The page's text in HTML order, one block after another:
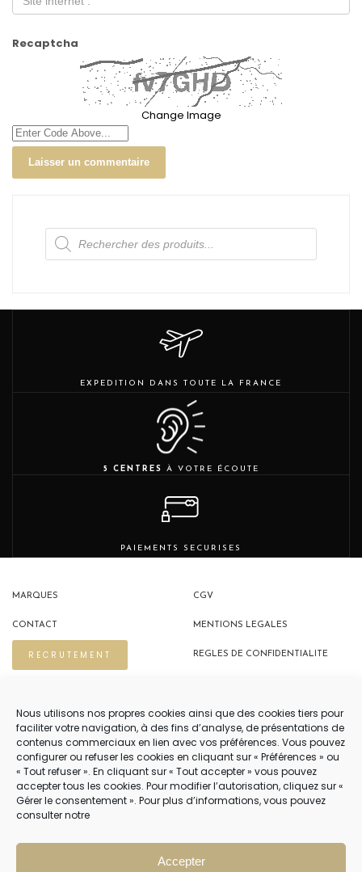
Nous utilisons nos propres cookies ainsi que des cookies tiers pour
faciliter votre navigation, à des fins d’analyse, de présentations de
contenus commerciaux en lien avec vos préférences. Vous pouvez
configurer ou refuser les cookies en cliquant sur « Préférences » ou
« Tout refuser ». En cliquant sur « Tout accepter » vous pouvez
accepter tous les cookies. Pour modifier l’autorisation, cliquez sur «
Gérer le consentement ». Pour plus d’informations, vous pouvez
consulter notre
Accepter
Recaptcha
Change Image
Recherche
de
produits
EXPEDITION DANS TOUTE LA FRANCE
5 CENTRES À VOTRE ÉCOUTE
PAIEMENTS SECURISES
MARQUES
CONTACT
RECRUTEMENT
CGV
MENTIONS LEGALES
REGLES DE CONFIDENTIALITE
NOUS CONTACTER
04 22 54 75 02
NOTRE SERVICE CLIENT EST OUVERT DU LUNDI AU VENDREDI DE 9H À 12H